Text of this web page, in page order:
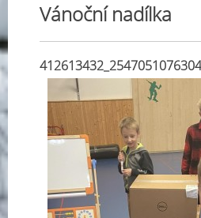
Vánoční nadílka